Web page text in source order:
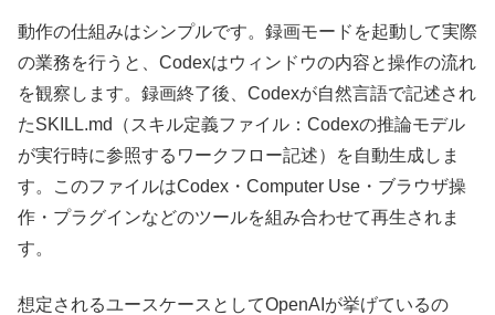
動作の仕組みはシンプルです。録画モードを起動して実際
の業務を行うと、Codexはウィンドウの内容と操作の流れ
を観察します。録画終了後、Codexが自然言語で記述され
たSKILL.md（スキル定義ファイル：Codexの推論モデル
が実行時に参照するワークフロー記述）を自動生成しま
す。このファイルはCodex・Computer Use・ブラウザ操
作・プラグインなどのツールを組み合わせて再生されま
す。
想定されるユースケースとしてOpenAIが挙げているの